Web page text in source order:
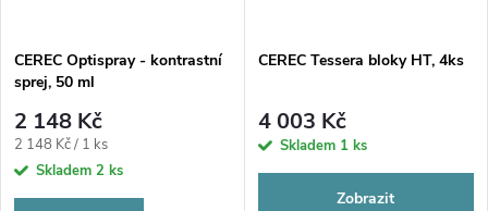
CEREC Optispray - kontrastní
sprej, 50 ml
2 148 Kč
Měrná
cena:
2 148 Kč / 1 ks
Skladem 2 ks
CEREC Tessera bloky HT, 4ks
4 003 Kč
Skladem 1 ks
Zobrazit